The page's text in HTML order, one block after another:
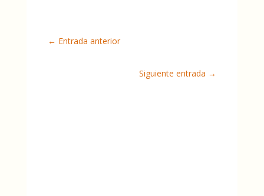
← Entrada anterior
Siguiente entrada →